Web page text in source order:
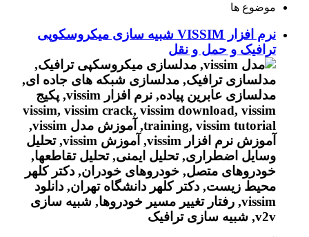
موضوع ها
نرم افزار VISSIM شبیه سازی میکروسکوپی
ترافیک و حمل و نقل